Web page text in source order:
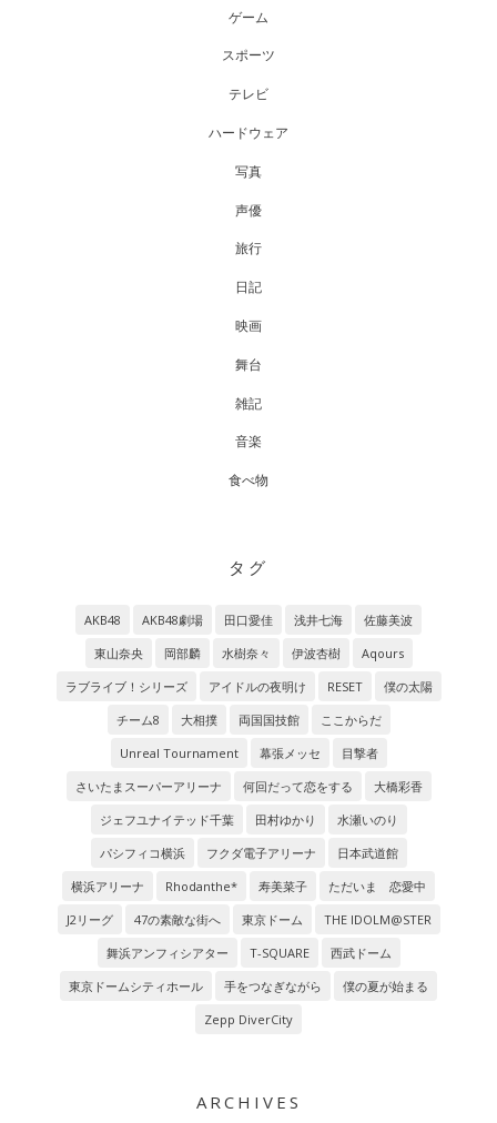
ゲーム
スポーツ
テレビ
ハードウェア
写真
声優
旅行
日記
映画
舞台
雑記
音楽
食べ物
タグ
AKB48 AKB48劇場 田口愛佳 浅井七海
佐藤美波
東山奈央
岡部麟 水樹奈々 伊波杏樹
Aqours
ラブライブ！シリーズ
アイドルの夜明け RESET
僕の太陽
チーム8
大相撲 両国国技館
ここからだ
Unreal Tournament
幕張メッセ
目撃者
さいたまスーパーアリーナ
何回だって恋をする
大橋彩香
ジェフユナイテッド千葉
田村ゆかり
水瀬いのり
パシフィコ横浜
フクダ電子アリーナ
日本武道館
横浜アリーナ
Rhodanthe* 寿美菜子
ただいま 恋愛中
J2リーグ
47の素敵な街へ 東京ドーム
THE IDOLM@STER
舞浜アンフィシアター
T-SQUARE
西武ドーム
東京ドームシティホール
手をつなぎながら
僕の夏が始まる
Zepp DiverCity
ARCHIVES